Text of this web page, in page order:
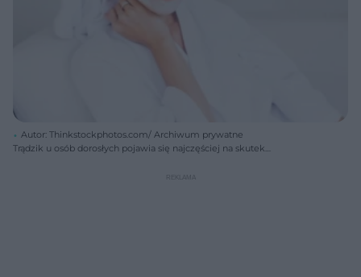
Autor: Thinkstockphotos.com/ Archiwum prywatne
Trądzik u osób dorosłych pojawia się najczęściej na skutek